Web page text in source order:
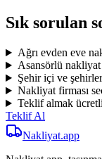
Sık sorulan
Ağrı evden eve
Asansörlü
Şehir içi ve
Nakliyat firması
Teklif almak
Teklif Al
Nakliyat.app